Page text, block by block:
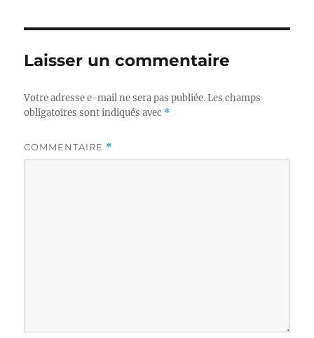
Laisser un commentaire
Votre adresse e-mail ne sera pas publiée. Les champs
obligatoires sont indiqués avec *
COMMENTAIRE *